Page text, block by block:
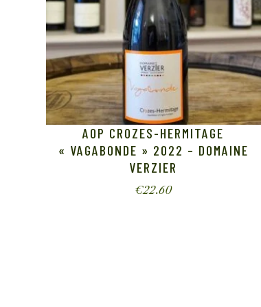
AOP CROZES-HERMITAGE
« VAGABONDE » 2022 – DOMAINE
VERZIER
€22.60